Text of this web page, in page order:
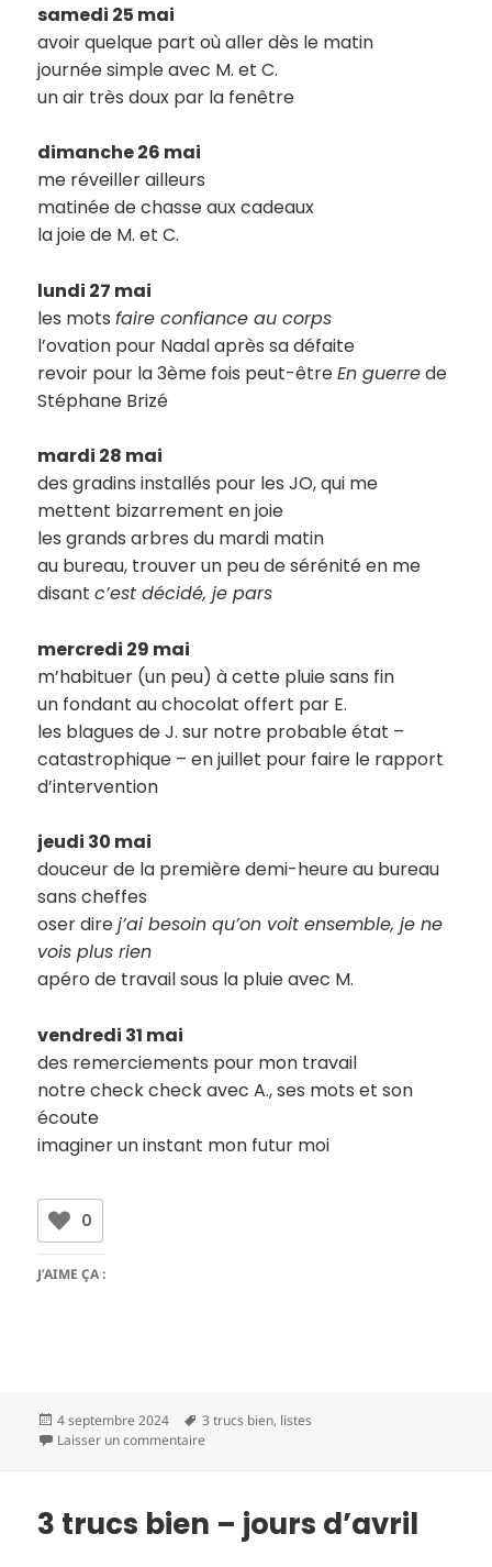
samedi 25 mai
avoir quelque part où aller dès le matin
journée simple avec M. et C.
un air très doux par la fenêtre
dimanche 26 mai
me réveiller ailleurs
matinée de chasse aux cadeaux
la joie de M. et C.
lundi 27 mai
les motsfaire confiance au corps
l’ovation pour Nadal après sa défaite
revoir pour la 3ème fois peut-êtreEn guerrede
Stéphane Brizé
mardi 28 mai
des gradins installés pour les JO, qui me
mettent bizarrement en joie
les grands arbres du mardi matin
au bureau, trouver un peu de sérénité en me
disantc’est décidé, je pars
mercredi 29 mai
m’habituer (un peu) à cette pluie sans fin
un fondant au chocolat offert par E.
les blagues de J. sur notre probable état –
catastrophique – en juillet pour faire le rapport
d’intervention
jeudi 30 mai
douceur de la première demi-heure au bureau
sans cheffes
oser direj’ai besoin qu’on voit ensemble, je ne
vois plus rien
apéro de travail sous la pluie avec M.
vendredi 31 mai
des remerciements pour mon travail
notre check check avec A., ses mots et son
écoute
imaginer un instant mon futur moi
0
J’AIME ÇA :
Publié
le
4 septembre 2024
Mots-
clés
3 trucs bien, listes
Laisser un commentaire
3 trucs bien – jours d’avril